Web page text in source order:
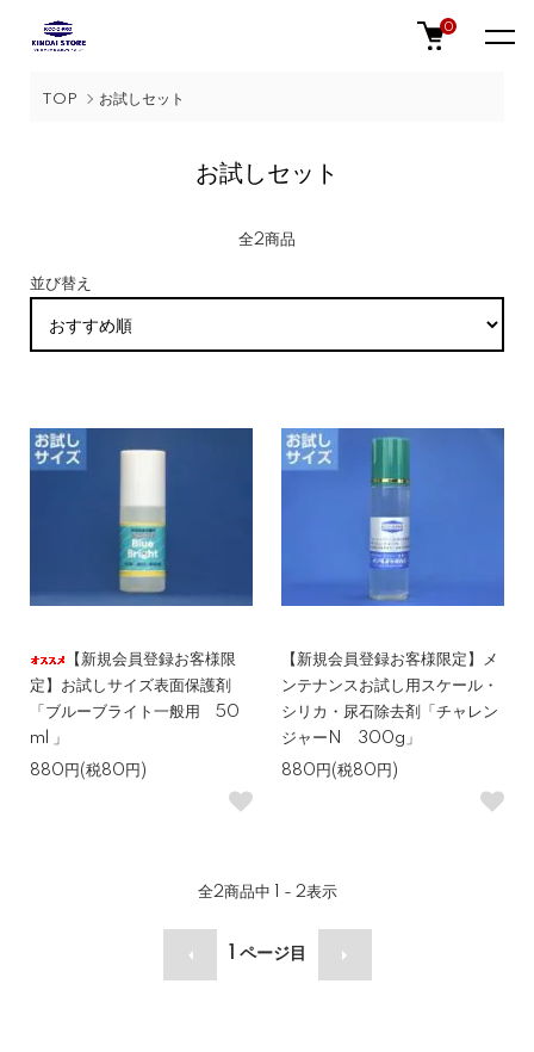
0
TOP お試しセット
お試しセット
全2商品
並び替え
【新規会員登録お客様限
定】お試しサイズ表面保護剤
「ブルーブライト一般用 50
ml 」
880円(税80円)
【新規会員登録お客様限定】メ
ンテナンスお試し用スケール・
シリカ・尿石除去剤「チャレン
ジャーN 300g」
880円(税80円)
全2商品中 1 - 2表示
ページ目